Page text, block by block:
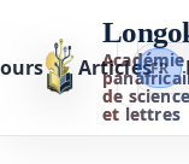
Académie
de
et lettres
ArticlesFR